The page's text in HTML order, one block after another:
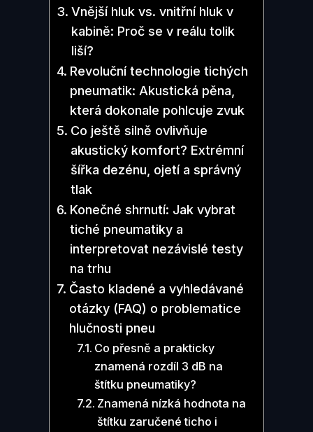
Vnější hluk vs. vnitřní hluk v
kabině: Proč se v reálu tolik
liší?
Revoluční technologie tichých
pneumatik: Akustická pěna,
která dokonale pohlcuje zvuk
Co ještě silně ovlivňuje
akustický komfort? Extrémní
šířka dezénu, ojetí a správný
tlak
Konečné shrnutí: Jak vybrat
tiché pneumatiky a
interpretovat nezávislé testy
na trhu
Často kladené a vyhledávané
otázky (FAQ) o problematice
hlučnosti pneu
Co přesně a prakticky
znamená rozdíl 3 dB na
štítku pneumatiky?
Znamená nízká hodnota na
štítku zaručené ticho i